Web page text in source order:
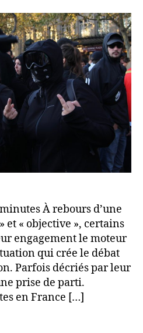
À rebours d’une
« objective », certains
engagement le moteur
qui crée le débat
Parfois décriés par leur
prise de parti.
en France […]